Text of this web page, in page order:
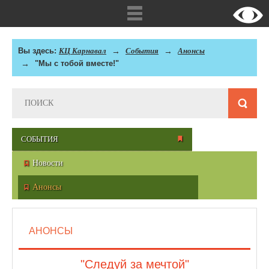
Вы здесь: КЦ Карнавал События
Анонсы
"Мы с тобой вместе!"
СОБЫТИЯ
Новости
Анонсы
АНОНСЫ
"Следуй за мечтой"